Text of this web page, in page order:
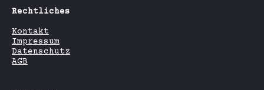
Rechtliches
Kontakt
Impressum
Datenschutz
AGB